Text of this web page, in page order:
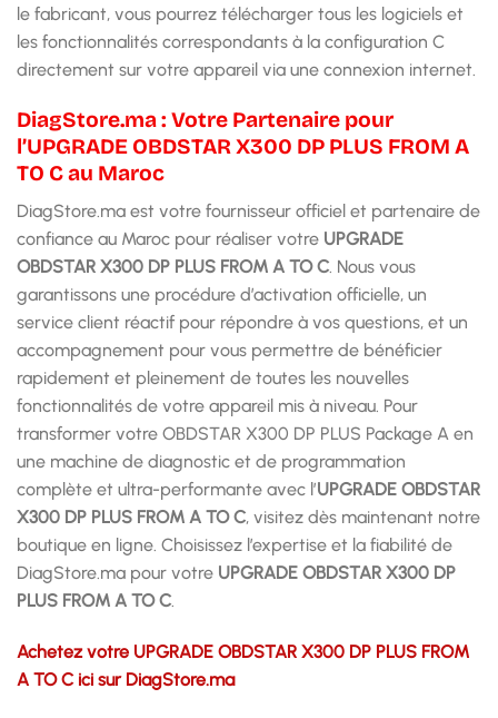
le fabricant, vous pourrez télécharger tous les logiciels et
les fonctionnalités correspondants à la configuration C
directement sur votre appareil via une connexion internet.
DiagStore.ma : Votre Partenaire pour
l’UPGRADE OBDSTAR X300 DP PLUS FROM A
TO C au Maroc
DiagStore.ma est votre fournisseur officiel et partenaire de
confiance au Maroc pour réaliser votre UPGRADE
OBDSTAR X300 DP PLUS FROM A TO C. Nous vous
garantissons une procédure d’activation officielle, un
service client réactif pour répondre à vos questions, et un
accompagnement pour vous permettre de bénéficier
rapidement et pleinement de toutes les nouvelles
fonctionnalités de votre appareil mis à niveau. Pour
transformer votre OBDSTAR X300 DP PLUS Package A en
une machine de diagnostic et de programmation
complète et ultra-performante avec l’UPGRADE OBDSTAR
X300 DP PLUS FROM A TO C, visitez dès maintenant notre
boutique en ligne. Choisissez l’expertise et la fiabilité de
DiagStore.ma pour votre UPGRADE OBDSTAR X300 DP
PLUS FROM A TO C.
Achetez votre UPGRADE OBDSTAR X300 DP PLUS FROM
A TO C ici sur DiagStore.ma